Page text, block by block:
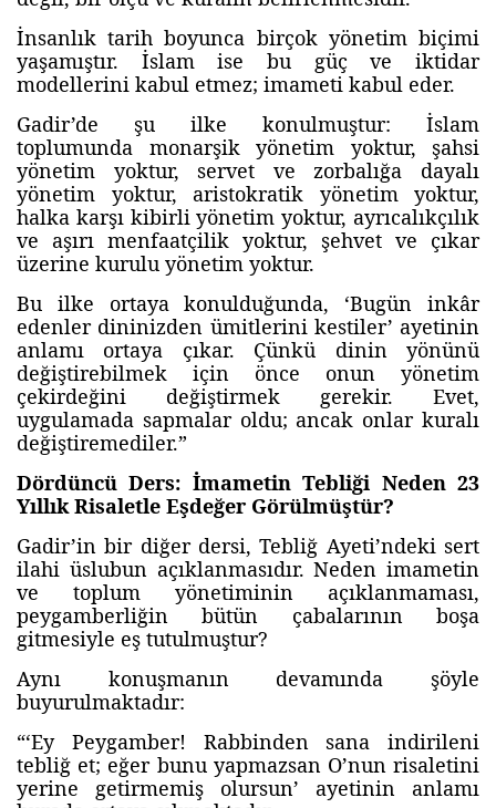
İnsanlık tarih boyunca birçok yönetim biçimi
yaşamıştır. İslam ise bu güç ve iktidar
modellerini kabul etmez; imameti kabul eder.
Gadir’de şu ilke konulmuştur: İslam
toplumunda monarşik yönetim yoktur, şahsi
yönetim yoktur, servet ve zorbalığa dayalı
yönetim yoktur, aristokratik yönetim yoktur,
halka karşı kibirli yönetim yoktur, ayrıcalıkçılık
ve aşırı menfaatçilik yoktur, şehvet ve çıkar
üzerine kurulu yönetim yoktur.
Bu ilke ortaya konulduğunda, ‘Bugün inkâr
edenler dininizden ümitlerini kestiler’ ayetinin
anlamı ortaya çıkar. Çünkü dinin yönünü
değiştirebilmek için önce onun yönetim
çekirdeğini değiştirmek gerekir. Evet,
uygulamada sapmalar oldu; ancak onlar kuralı
değiştiremediler.”
Dördüncü Ders: İmametin Tebliği Neden 23
Yıllık Risaletle Eşdeğer Görülmüştür?
Gadir’in bir diğer dersi, Tebliğ Ayeti’ndeki sert
ilahi üslubun açıklanmasıdır. Neden imametin
ve toplum yönetiminin açıklanmaması,
peygamberliğin bütün çabalarının boşa
gitmesiyle eş tutulmuştur?
Aynı konuşmanın devamında şöyle
buyurulmaktadır:
“‘Ey Peygamber! Rabbinden sana indirileni
tebliğ et; eğer bunu yapmazsan O’nun risaletini
yerine getirmemiş olursun’ ayetinin anlamı